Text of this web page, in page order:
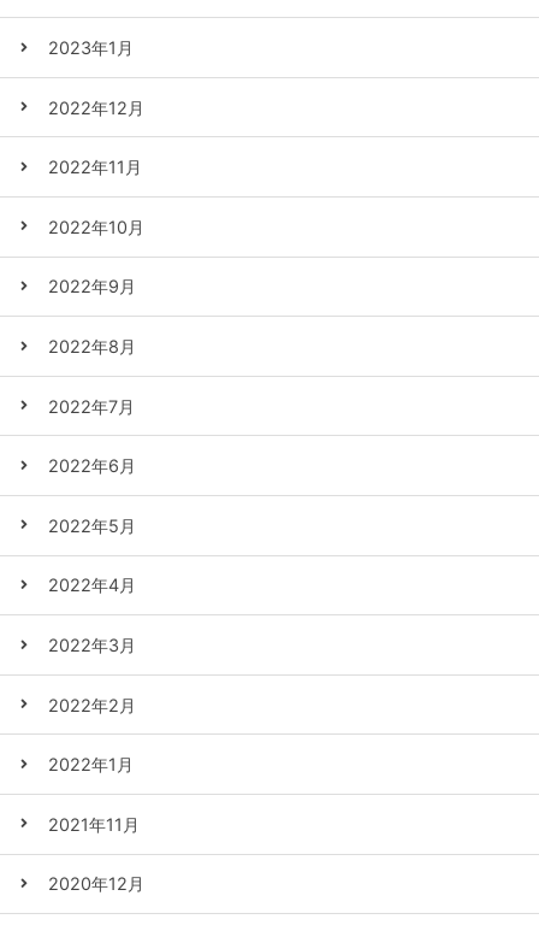
2023年1月
2022年12月
2022年11月
2022年10月
2022年9月
2022年8月
2022年7月
2022年6月
2022年5月
2022年4月
2022年3月
2022年2月
2022年1月
2021年11月
2020年12月